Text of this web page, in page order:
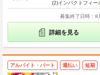
(2)インパクトフィー
募集終了日時：8
詳細を見る
アルバイト・パート 週払い 短期